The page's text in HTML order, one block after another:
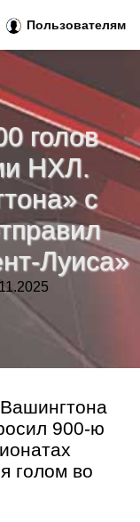
голов
НХЛ.
с
Луиса»
900-ю
голом во
Пользователям